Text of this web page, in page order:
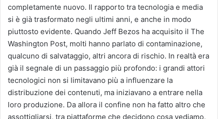
completamente nuovo. Il rapporto tra tecnologia e media
si è già trasformato negli ultimi anni, e anche in modo
piuttosto evidente. Quando Jeff Bezos ha acquisito il The
Washington Post, molti hanno parlato di contaminazione,
qualcuno di salvataggio, altri ancora di rischio. In realtà era
già il segnale di un passaggio più profondo: i grandi attori
tecnologici non si limitavano più a influenzare la
distribuzione dei contenuti, ma iniziavano a entrare nella
loro produzione. Da allora il confine non ha fatto altro che
assottigliarsi, tra piattaforme che decidono cosa vediamo,